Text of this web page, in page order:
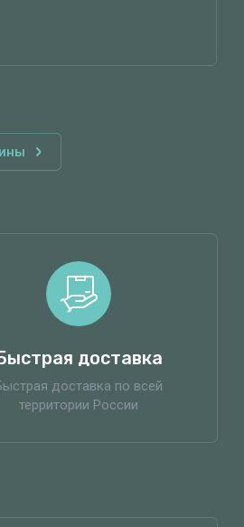
доставка
доставка по всей
территории России